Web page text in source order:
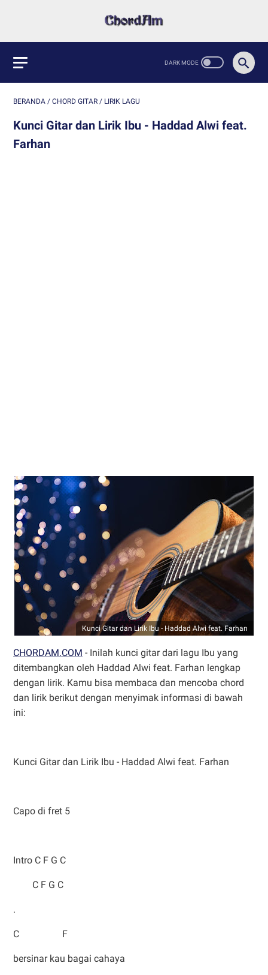
BERANDA / CHORD GITAR / LIRIK LAGU
Kunci Gitar dan Lirik Ibu - Haddad Alwi feat.
Farhan
Kunci Gitar dan Lirik Ibu - Haddad Alwi feat. Farhan
CHORDAM.COM - Inilah kunci gitar dari lagu Ibu yang
ditembangkan oleh Haddad Alwi feat. Farhan lengkap
dengan lirik. Kamu bisa membaca dan mencoba chord
dan lirik berikut dengan menyimak informasi di bawah
ini:
Kunci Gitar dan Lirik Ibu - Haddad Alwi feat. Farhan
Capo di fret 5
Intro C F G C
C F G C
.
C F
bersinar kau bagai cahaya